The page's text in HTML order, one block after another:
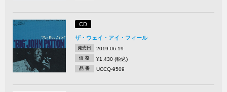
CD
ザ・ウェイ・アイ・フィール
発売日 2019.06.19
価 格 ¥1,430 (税込)
品 番 UCCQ-9509